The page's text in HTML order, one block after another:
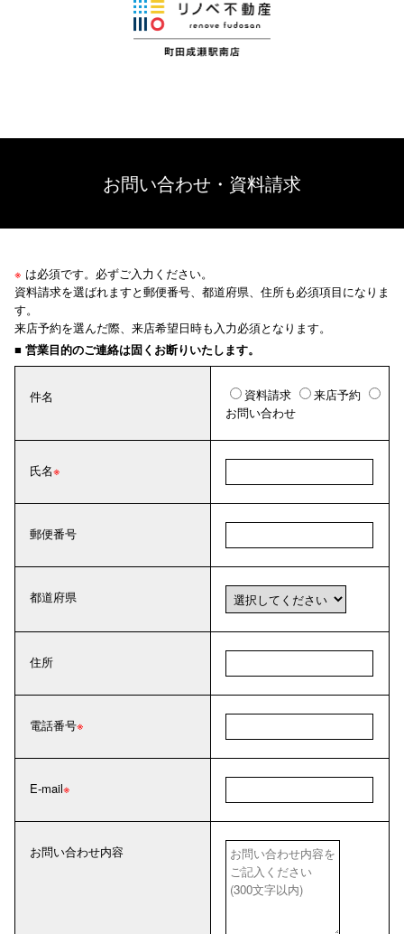
お問い合わせ・資料請求
※ は必須です。必ずご入力ください。
資料請求を選ばれますと郵便番号、都道府県、住所も必須項目になりま
す。
来店予約を選んだ際、来店希望日時も入力必須となります。
■ 営業目的のご連絡は固くお断りいたします。
件名 資料請求
来店予約
お問い合わせ
氏名
郵便番号
都道府県
住所
電話番号
E-mail
お問い合わせ内容